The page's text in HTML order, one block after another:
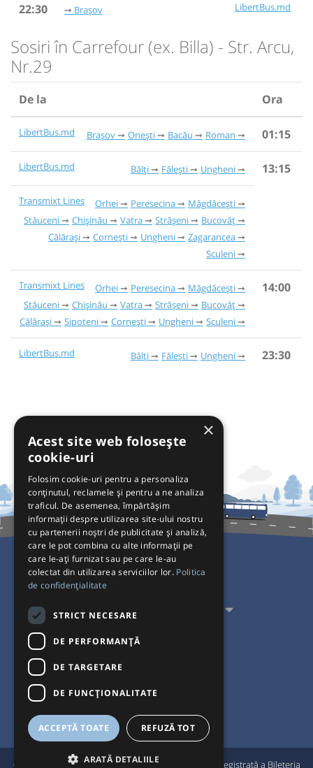
22:30 LibertBus.md
Brașov
Sosiri în Carrefour (ex. Billa) - Str. Arcu,
Nr.29
De la Ora
LibertBus.md Brașov Onești Bacău Roman 01:15
LibertBus.md Bălți Fălești Ungheni 13:15
Transmixt Lines Orhei Peresecina
Măgdăcești
Stăuceni
Chișinău Vatra Strășeni
Bucovăț
Călărași
Cornești Ungheni
Zagarancea
Sculeni
Transmixt Lines Orhei Peresecina
Măgdăcești
Stăuceni
Chișinău Vatra Strășeni
Bucovăț
Călărași
Sipoteni Cornești Ungheni Sculeni
14:00
LibertBus.md Bălți Fălești Ungheni 23:30
Pentru Călători
Pentru Transportatori
Interacționăm
Acceptăm plăți cu
© Bileteria 2004-2026 | Autogari.RO® este marcă înregistrată a Bileteria
×
Acest site web folosește
cookie-uri
Folosim cookie-uri pentru a personaliza
conținutul, reclamele și pentru a ne analiza
traficul. De asemenea, împărtășim
informații despre utilizarea site-ului nostru
cu partenerii noștri de publicitate și analiză,
care le pot combina cu alte informații pe
care le-ați furnizat sau pe care le-au
colectat din utilizarea serviciilor lor. Politica
de confidențialitate
STRICT NECESARE
DE PERFORMANȚĂ
DE TARGETARE
DE FUNCŢIONALITATE
ACCEPTĂ TOATE REFUZĂ TOT
ARATĂ DETALIILE